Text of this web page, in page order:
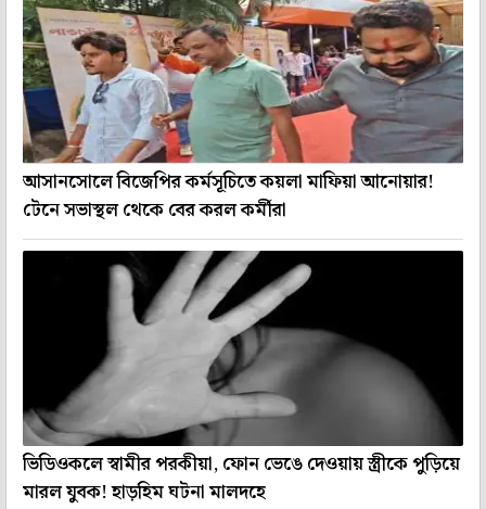
আসানসোলে বিজেপির কর্মসূচিতে কয়লা মাফিয়া আনোয়ার!
টেনে সভাস্থল থেকে বের করল কর্মীরা
ভিডিওকলে স্বামীর পরকীয়া, ফোন ভেঙে দেওয়ায় স্ত্রীকে পুড়িয়ে
মারল যুবক! হাড়হিম ঘটনা মালদহে